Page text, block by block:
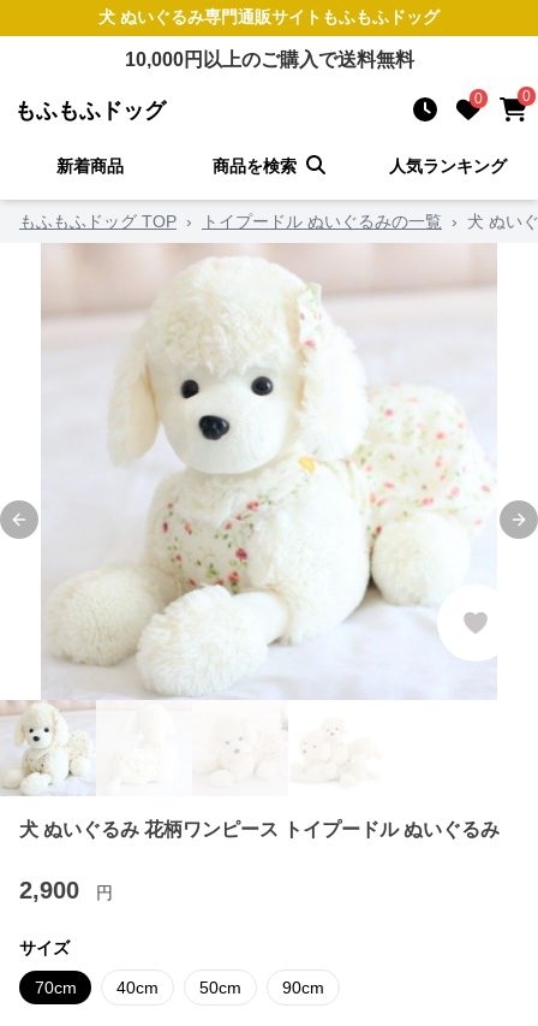
犬 ぬいぐるみ専門通販サイト もふもふドッグ
10,000円以上のご購入で送料無料
もふもふドッグ 0 0
新着商品 商品を検索 人気ランキング
もふもふドッグ TOP › トイプードル ぬいぐるみの一覧 › 犬 ぬい
Previous slide
犬 ぬいぐるみ 花柄ワンピース トイプードル ぬいぐるみ
2,900 円
サイズ
70cm 40cm 50cm 90cm